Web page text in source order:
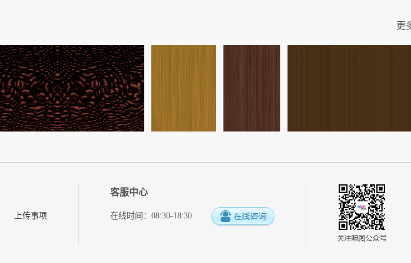
更
上传事项
客服中心
在线时间：08:30-18:30